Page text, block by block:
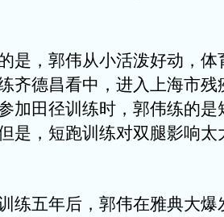
，郭伟从小活泼好动，体
齐德昌看中，进入上海市残
加田径训练时，郭伟练的
是，短跑训练对双腿影响太
五年后，郭伟在雅典大爆